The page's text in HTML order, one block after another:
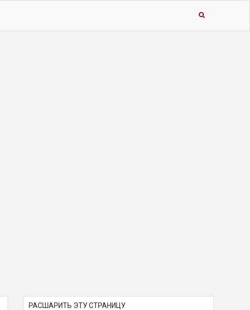
РАСШАРИТЬ ЭТУ СТРАНИЦУ